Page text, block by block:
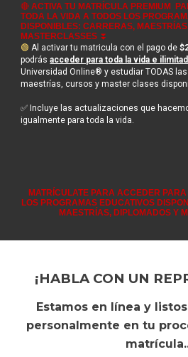
🔴ACTIVA TU MATRÍCULA PREMIUM
TODA LA VIDA A TODOS LOS
DISPONIBLES: CARRERAS,
MASTERCLASSES ⏬
🟢 Al activar tu matricula con el pago de
podrásacceder para toda la vida e
Universidad Online® y estudiar TODAS
maestrías, cursos y master clases
✅ Incluye las actualizaciones que
igualmente para toda la vida.
MATRÍCULATE PARA ACCEDER
LOS PROGRAMAS EDUCATIVOS
MAESTRÍAS, DIPLOMADOS Y
¡HABLA CON UN
Estamos en línea y
personalmente en tu